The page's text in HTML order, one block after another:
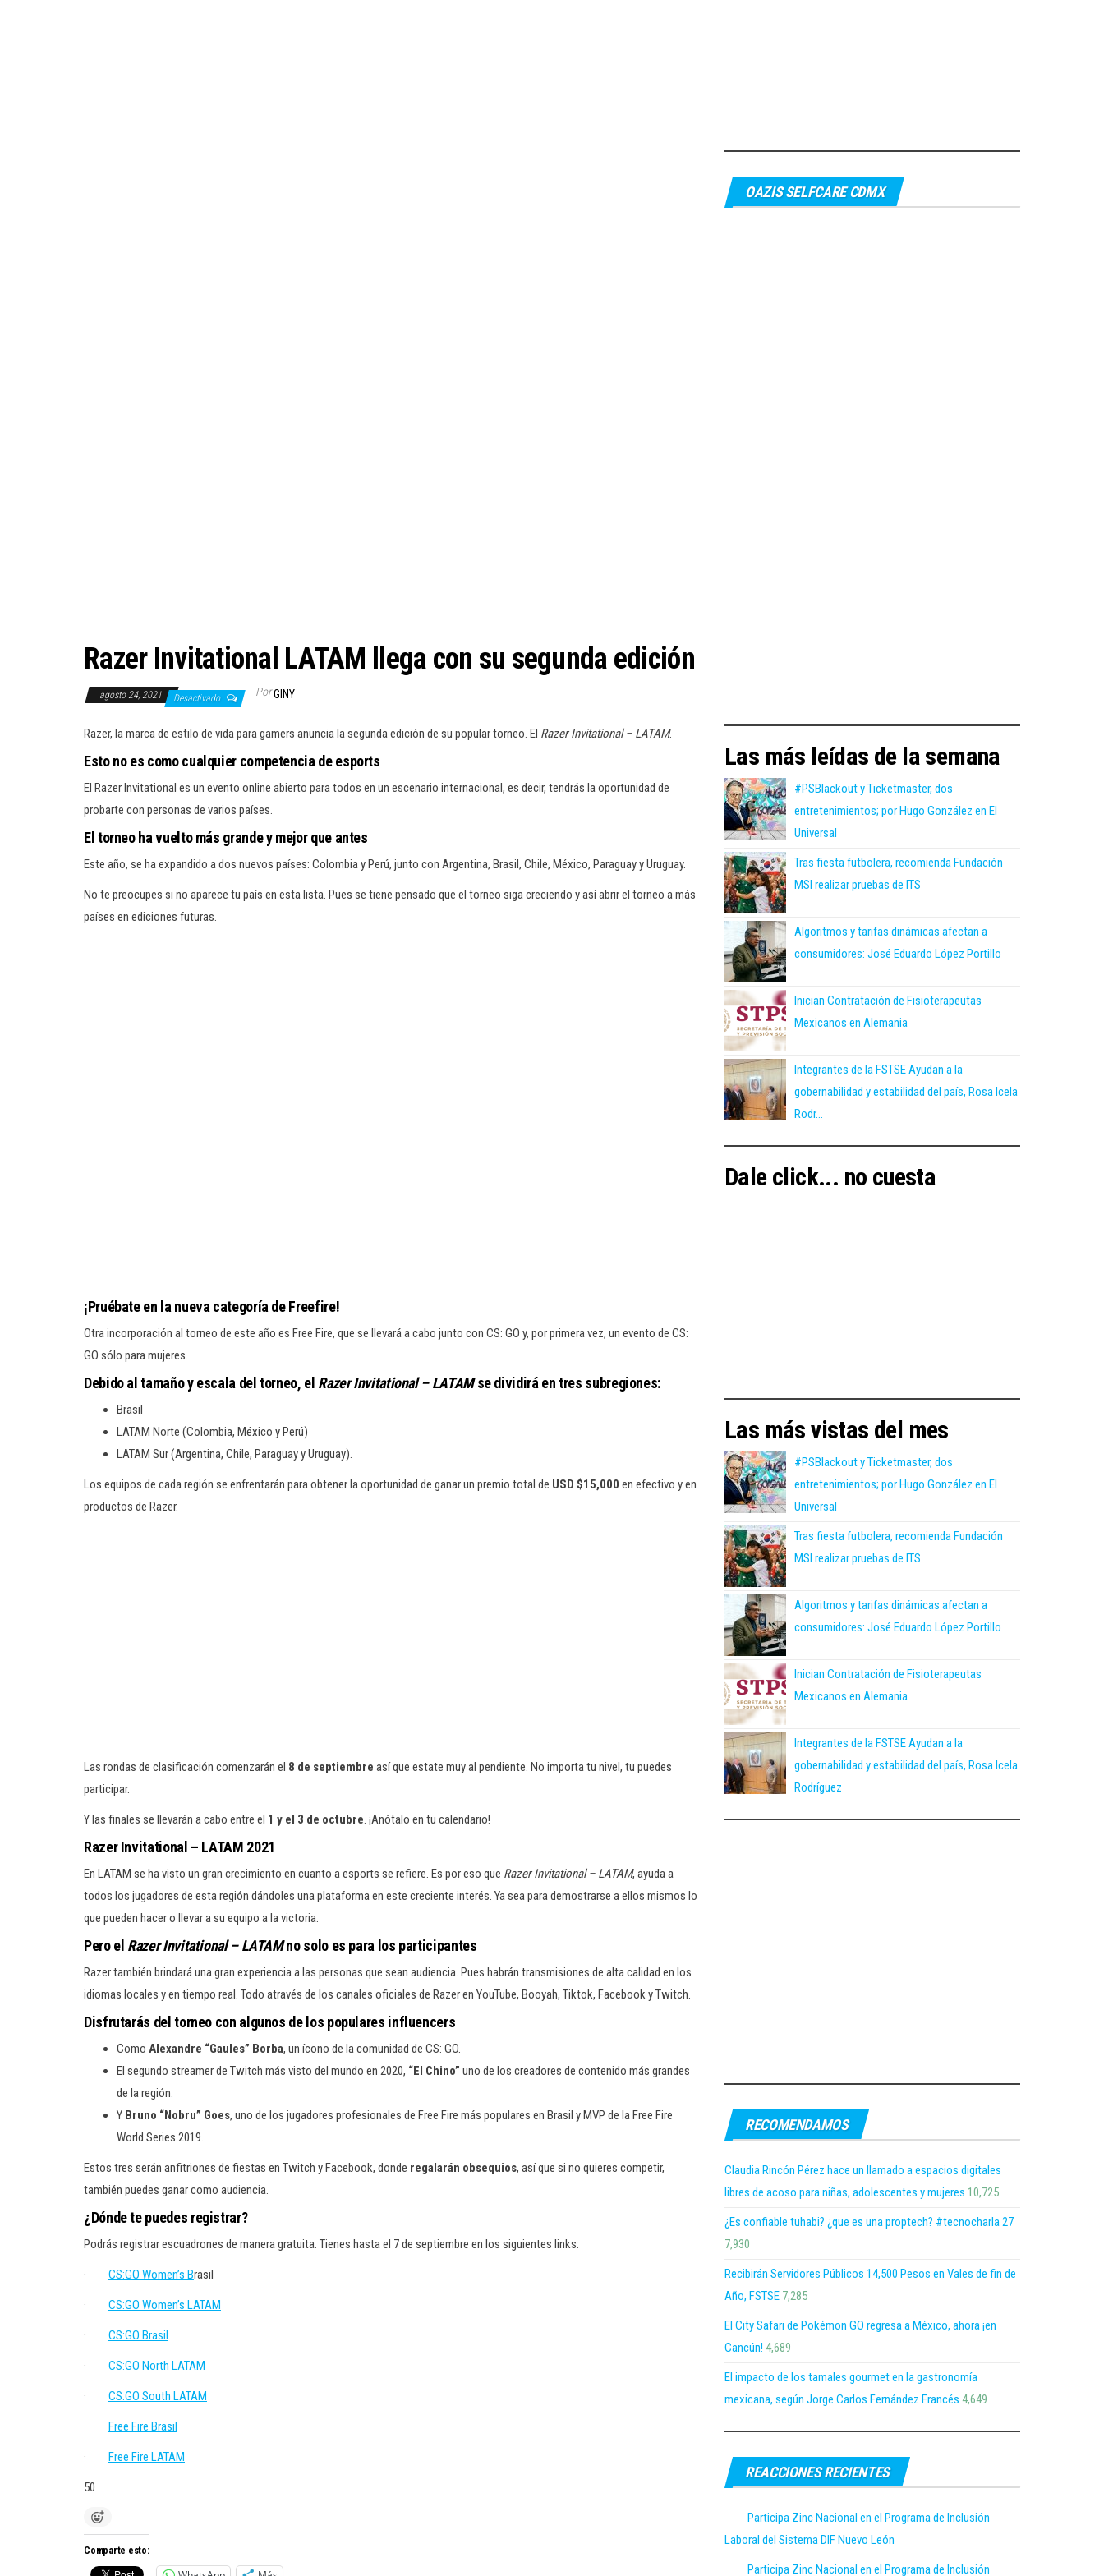
Razer Invitational LATAM llega con su segunda edición
agosto 24, 2021 Desactivado PorGINY
Razer, la marca de estilo de vida para gamers anuncia la segunda edición de su popular torneo. El Razer Invitational – LATAM.
Esto no es como cualquier competencia de esports
El Razer Invitational es un evento online abierto para todos en un escenario internacional, es decir, tendrás la oportunidad de
probarte con personas de varios países.
El torneo ha vuelto más grande y mejor que antes
Este año, se ha expandido a dos nuevos países: Colombia y Perú, junto con Argentina, Brasil, Chile, México, Paraguay y Uruguay.
No te preocupes si no aparece tu país en esta lista. Pues se tiene pensado que el torneo siga creciendo y así abrir el torneo a más
países en ediciones futuras.
¡Pruébate en la nueva categoría de Freefire!
Otra incorporación al torneo de este año es Free Fire, que se llevará a cabo junto con CS: GO y, por primera vez, un evento de CS:
GO sólo para mujeres.
Debido al tamaño y escala del torneo, el Razer Invitational – LATAMse dividirá en tres subregiones:
Brasil
LATAM Norte (Colombia, México y Perú)
LATAM Sur (Argentina, Chile, Paraguay y Uruguay).
Los equipos de cada región se enfrentarán para obtener la oportunidad de ganar un premio total de USD $15,000 en efectivo y en
productos de Razer.
Las rondas de clasificación comenzarán el 8 de septiembre así que estate muy al pendiente. No importa tu nivel, tu puedes
participar.
Y las finales se llevarán a cabo entre el 1 y el 3 de octubre. ¡Anótalo en tu calendario!
Razer Invitational – LATAM 2021
En LATAM se ha visto un gran crecimiento en cuanto a esports se refiere. Es por eso que Razer Invitational – LATAM, ayuda a
todos los jugadores de esta región dándoles una plataforma en este creciente interés. Ya sea para demostrarse a ellos mismos lo
que pueden hacer o llevar a su equipo a la victoria.
Pero el Razer Invitational – LATAMno solo es para los participantes
Razer también brindará una gran experiencia a las personas que sean audiencia. Pues habrán transmisiones de alta calidad en los
idiomas locales y en tiempo real. Todo através de los canales oficiales de Razer en YouTube, Booyah, Tiktok, Facebook y Twitch.
Disfrutarás del torneo con algunos de los populares influencers
Como Alexandre “Gaules” Borba, un ícono de la comunidad de CS: GO.
El segundo streamer de Twitch más visto del mundo en 2020, “El Chino” uno de los creadores de contenido más grandes
de la región.
Y Bruno “Nobru” Goes, uno de los jugadores profesionales de Free Fire más populares en Brasil y MVP de la Free Fire
World Series 2019.
Estos tres serán anfitriones de fiestas en Twitch y Facebook, donde regalarán obsequios, así que si no quieres competir,
también puedes ganar como audiencia.
¿Dónde te puedes registrar?
Podrás registrar escuadrones de manera gratuita. Tienes hasta el 7 de septiembre en los siguientes links:
· CS:GO Women’s Brasil
· CS:GO Women’s LATAM
· CS:GO Brasil
· CS:GO North LATAM
· CS:GO South LATAM
· Free Fire Brasil
· Free Fire LATAM
50
Comparte esto:
OAZIS SELFCARE CDMX
Las más leídas de la semana
#PSBlackout y Ticketmaster, dos
entretenimientos; por Hugo González en El
Universal
Tras fiesta futbolera, recomienda Fundación
MSI realizar pruebas de ITS
Algoritmos y tarifas dinámicas afectan a
consumidores: José Eduardo López Portillo
Inician Contratación de Fisioterapeutas
Mexicanos en Alemania
Integrantes de la FSTSE Ayudan a la
gobernabilidad y estabilidad del país, Rosa Icela
Rodr...
Dale click... no cuesta
Las más vistas del mes
#PSBlackout y Ticketmaster, dos
entretenimientos; por Hugo González en El
Universal
Tras fiesta futbolera, recomienda Fundación
MSI realizar pruebas de ITS
Algoritmos y tarifas dinámicas afectan a
consumidores: José Eduardo López Portillo
Inician Contratación de Fisioterapeutas
Mexicanos en Alemania
Integrantes de la FSTSE Ayudan a la
gobernabilidad y estabilidad del país, Rosa Icela
Rodríguez
RECOMENDAMOS
Claudia Rincón Pérez hace un llamado a espacios digitales
libres de acoso para niñas, adolescentes y mujeres 10,725
¿Es confiable tuhabi? ¿que es una proptech? #tecnocharla 27
7,930
Recibirán Servidores Públicos 14,500 Pesos en Vales de fin de
Año, FSTSE 7,285
El City Safari de Pokémon GO regresa a México, ahora ¡en
Cancún! 4,689
El impacto de los tamales gourmet en la gastronomía
mexicana, según Jorge Carlos Fernández Francés 4,649
REACCIONES RECIENTES
Participa Zinc Nacional en el Programa de Inclusión
Laboral del Sistema DIF Nuevo León
Participa Zinc Nacional en el Programa de Inclusión